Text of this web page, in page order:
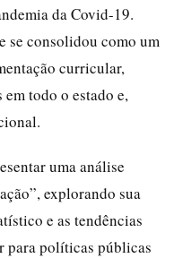
da Covid-19.
se consolidou como um
curricular,
todo o estado e,
uma análise
explorando sua
e as tendências
para políticas públicas